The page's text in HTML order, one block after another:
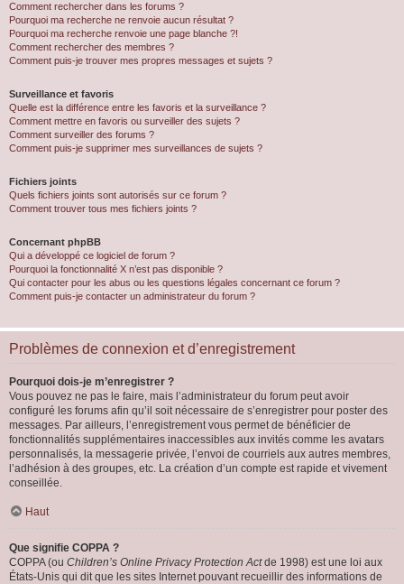
Comment rechercher dans les forums ?
Pourquoi ma recherche ne renvoie aucun résultat ?
Pourquoi ma recherche renvoie une page blanche ?!
Comment rechercher des membres ?
Comment puis-je trouver mes propres messages et sujets ?
Surveillance et favoris
Quelle est la différence entre les favoris et la surveillance ?
Comment mettre en favoris ou surveiller des sujets ?
Comment surveiller des forums ?
Comment puis-je supprimer mes surveillances de sujets ?
Fichiers joints
Quels fichiers joints sont autorisés sur ce forum ?
Comment trouver tous mes fichiers joints ?
Concernant phpBB
Qui a développé ce logiciel de forum ?
Pourquoi la fonctionnalité X n’est pas disponible ?
Qui contacter pour les abus ou les questions légales concernant ce forum ?
Comment puis-je contacter un administrateur du forum ?
Problèmes de connexion et d’enregistrement
Pourquoi dois-je m’enregistrer ?
Vous pouvez ne pas le faire, mais l’administrateur du forum peut avoir
configuré les forums afin qu’il soit nécessaire de s’enregistrer pour poster des
messages. Par ailleurs, l’enregistrement vous permet de bénéficier de
fonctionnalités supplémentaires inaccessibles aux invités comme les avatars
personnalisés, la messagerie privée, l’envoi de courriels aux autres membres,
l’adhésion à des groupes, etc. La création d’un compte est rapide et vivement
conseillée.
Haut
Que signifie COPPA ?
COPPA (ou Children’s Online Privacy Protection Actde 1998) est une loi aux
États-Unis qui dit que les sites Internet pouvant recueillir des informations de